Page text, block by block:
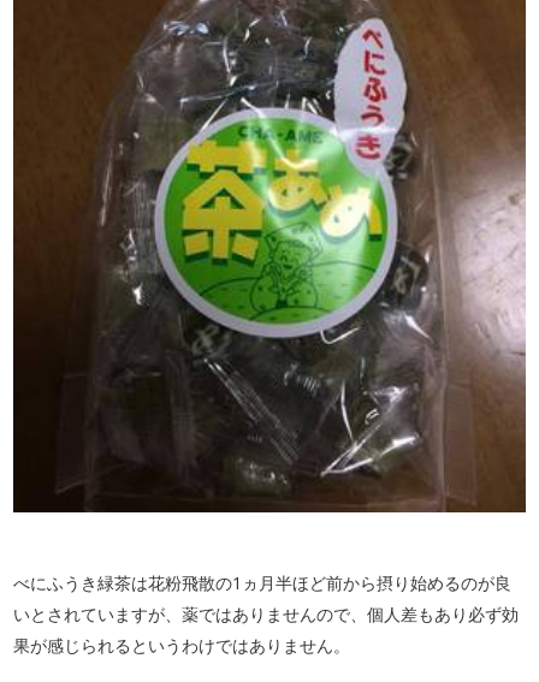
べにふうき緑茶は花粉飛散の1ヵ月半ほど前から摂り始めるのが良
いとされていますが、薬ではありませんので、個人差もあり必ず効
果が感じられるというわけではありません。